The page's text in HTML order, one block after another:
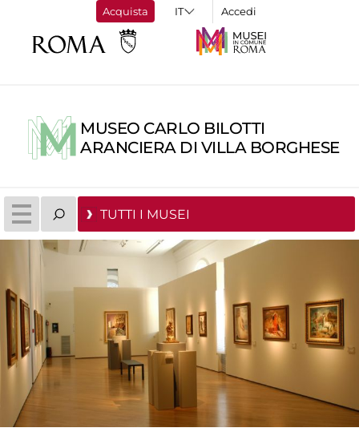
Acquista Accedi
MUSEO CARLO BILOTTI
ARANCIERA DI VILLA BORGHESE
TUTTI I MUSEI